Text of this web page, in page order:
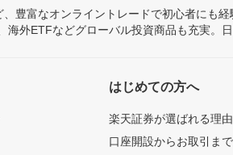
、豊富なオンライントレードで初心者にも
海外ETFなどグローバル投資商品も充実。
はじめての方へ
楽天証券が選ばれる理由
口座開設からお取引ま